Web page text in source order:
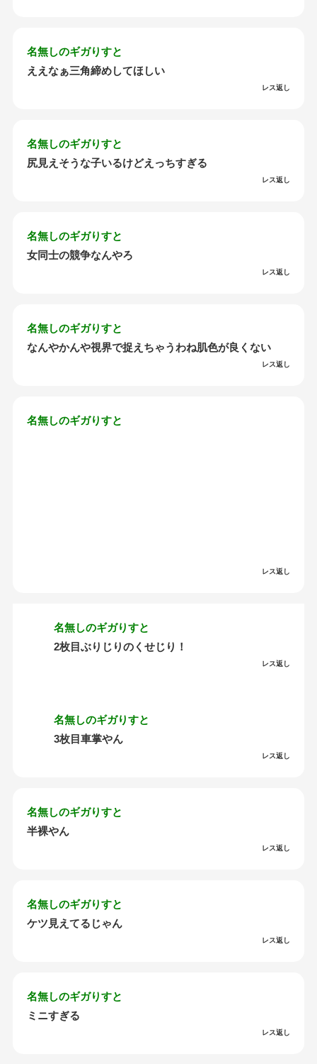
名無しのギガりすと
ええなぁ三角締めしてほしい
レス返し
名無しのギガりすと
尻見えそうな子いるけどえっちすぎる
レス返し
名無しのギガりすと
女同士の競争なんやろ
レス返し
名無しのギガりすと
なんやかんや視界で捉えちゃうわね肌色が良くない
レス返し
名無しのギガりすと
レス返し
名無しのギガりすと
2枚目ぶりじりのくせじり！
レス返し
名無しのギガりすと
3枚目車掌やん
レス返し
名無しのギガりすと
半裸やん
レス返し
名無しのギガりすと
ケツ見えてるじゃん
レス返し
名無しのギガりすと
ミニすぎる
レス返し